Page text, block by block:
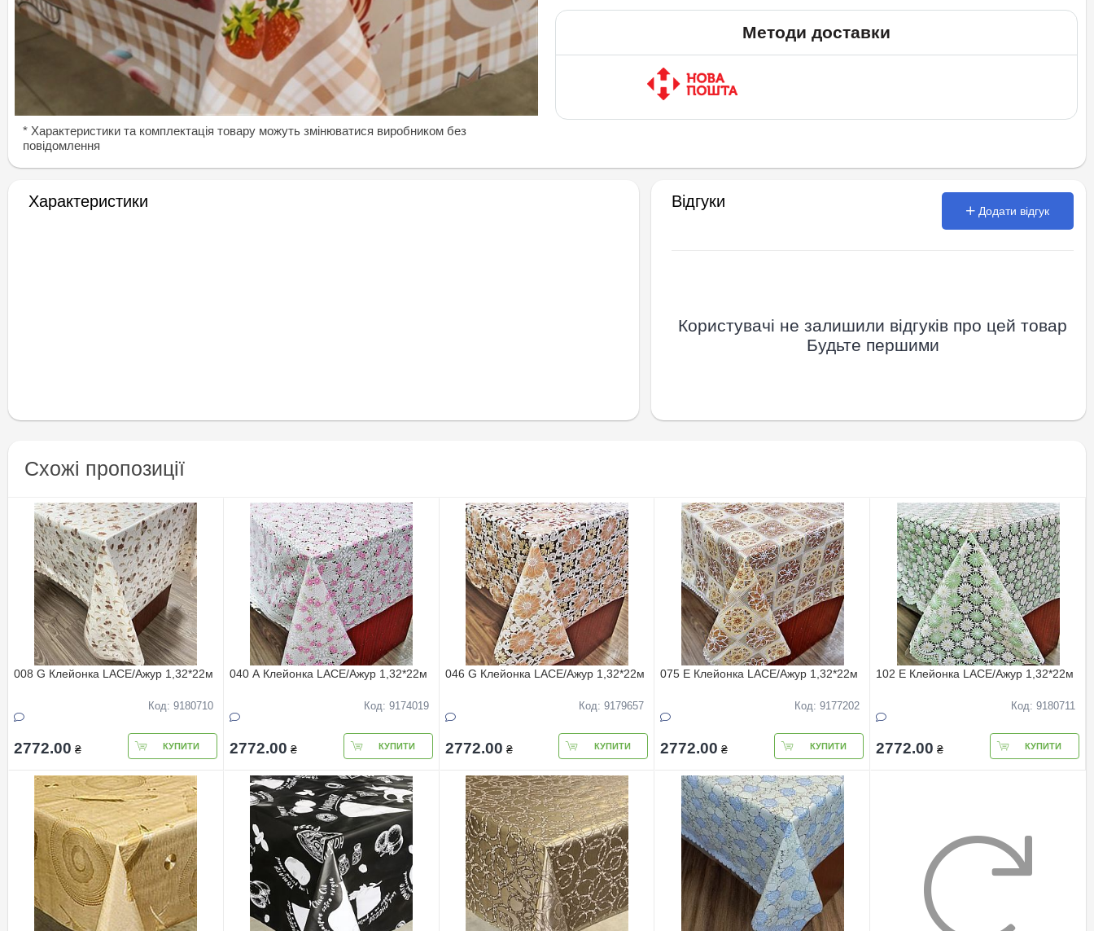
* Характеристики та комплектація товару можуть змінюватися виробником без
повідомлення
Методи доставки
Характеристики Відгуки
Додати відгук
Користувачі не залишили відгуків про цей товар
Будьте першими
Схожі пропозиції
008 G Клейонка LACE/Ажур 1,32*22м
Код: 9180710
2772.00 ₴ КУПИТИ
040 A Клейонка LACE/Ажур 1,32*22м
Код: 9174019
2772.00 ₴ КУПИТИ
046 G Клейонка LACE/Ажур 1,32*22м
Код: 9179657
2772.00 ₴ КУПИТИ
075 Е Клейонка LACE/Ажур 1,32*22м
Код: 9177202
2772.00 ₴ КУПИТИ
102 Е Клейонка LACE/Ажур 1,32*22м
Код: 9180711
2772.00 ₴ КУПИТИ